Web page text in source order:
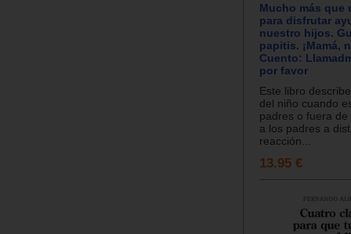
Mucho más que
para disfrutar
nuestro hijos.
papitis. ¡Mamá,
Cuento:
por favor
Este libro
del niño cuando
padres o fuera
a los padres a
reacción...
13.95 €